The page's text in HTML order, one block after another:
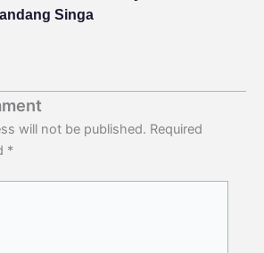
Singa
will not be published. Required
*